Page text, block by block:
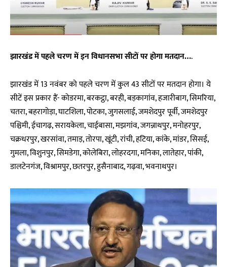
झारखंड में पहले चरण में इन विधानसभा सीटों पर होगा मतदान….
झारखंड में 13 नवंबर को पहले चरण में कुल 43 सीटों पर मतदान होगा। ये
सीटें इस प्रकार हैं- कोडरमा, बरकट्ठा, बरही, बड़कागांव, हजारीबाग, सिमरिया,
चतरा, बहरागोड़ा, घाटशिला, पोटका, जुगसलाई, जमशेदपुर पूर्वी, जमशेदपुर
पश्चिमी, ईचागढ़, सरायकेला, चाईबासा, मझगांव, जगन्नाथपुर, मनोहरपुर,
चक्रधरपुर, खरसांवा, तमाड़, तोरपा, खूंटी, रांची, हटिया, कांके, मांडर, सिसई,
गुमला, विशुनपुर, सिमडेगा, कोलेबिरा, लोहरदगा, मनिका, लातेहार, पांकी,
डालटेनगंज, विश्रामपुर, छतरपुर, हुसैनाबाद, गढ़वा, भवनाथपुर।